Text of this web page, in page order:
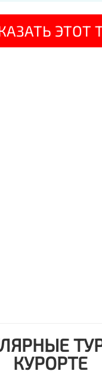
ЭТОТ
КУРОРТЕ